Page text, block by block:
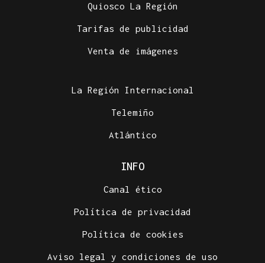
Quiosco La Región
Tarifas de publicidad
Venta de imágenes
La Región Internacional
Telemiño
Atlántico
INFO
Canal ético
Política de privacidad
Política de cookies
Aviso legal y condiciones de uso